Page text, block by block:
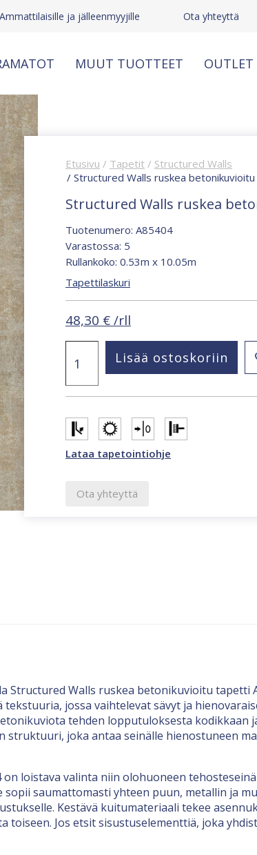
Ammattilaisille ja jälleenmyyjille Ota yhteyttä
MUUT TUOTTEET OUTLET
Etusivu / Tapetit / Structured Walls
/ Structured Walls ruskea
Structured Walls ruskea
Tuotenumero: A85404
Varastossa: 5
Rullankoko: 0.53m x 10.05m
Tapettilaskuri
48,30 € /rll
Walls
betonikuvioitu
A85404
määrä
Lisää ostoskoriin
Lataa tapetointiohje
Ota yhteyttä
Structured Walls ruskea betonikuvioitu tapetti
jossa vaihtelevat sävyt ja
tehden lopputuloksesta kodikkaan
joka antaa seinälle hienostuneen
loistava valinta niin olohuoneen
saumattomasti yhteen puun, metallin ja
Kestävä kuitumateriaali tekee
Jos etsit sisustuselementtiä, joka